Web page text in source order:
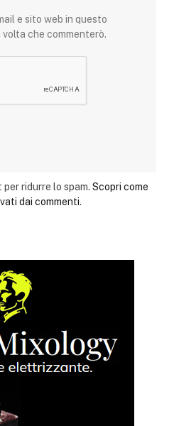
e sito web in questo
che commenterò.
ridurre lo spam. Scopri come
dai commenti.